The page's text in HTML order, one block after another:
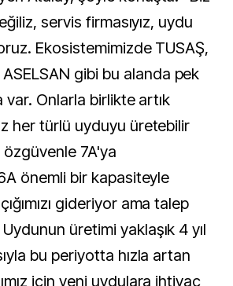
servis firmasıyız, uydu
Ekosistemimizde TUSAŞ,
ASELSAN gibi bu alanda pek
Onlarla birlikte artık
her türlü uyduyu üretebilir
özgüvenle 7A'ya
önemli bir kapasiteyle
gideriyor ama talep
üretimi yaklaşık 4 yıl
bu periyotta hızla artan
için yeni uydulara ihtiyaç